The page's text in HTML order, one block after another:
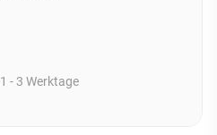
1 - 3 Werktage